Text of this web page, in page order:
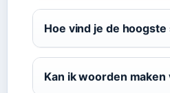
Hoe vind je de
Kan ik woorden